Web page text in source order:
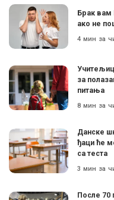
Брак вам
ако не
4 мин за
за
питања
8 мин за
Данске
ђаци ће
са теста
3 мин за
После 70